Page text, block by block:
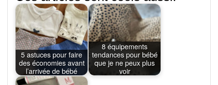
5 astuces pour faire
des économies avant
l’arrivée de bébé
8 équipements
tendances pour bébé
que je ne peux plus
voir